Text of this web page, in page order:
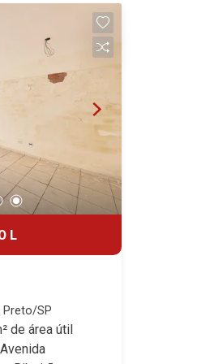
- Iluminação
no
Preto.
alto padrão,
e
nos
da Zona
segurança,
qualidade de
prestígio
Búzios,
do Ipê,
Raya,
Sul, Uber
L
Preto/SP
de área útil